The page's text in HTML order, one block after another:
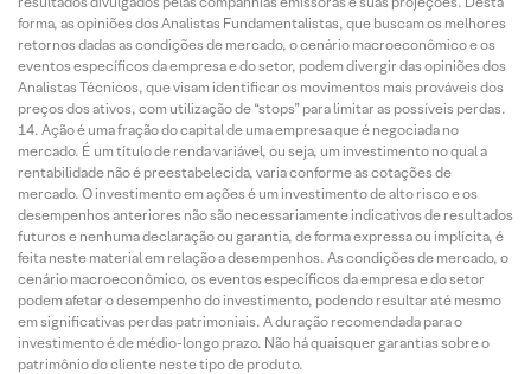
forma, as opiniões dos Analistas Fundamentalistas, que buscam os melhores
retornos dadas as condições de mercado, o cenário macroeconômico e os
eventos específicos da empresa e do setor, podem divergir das opiniões dos
Analistas Técnicos, que visam identificar os movimentos mais prováveis dos
preços dos ativos, com utilização de “stops” para limitar as possíveis perdas.
Ação é uma fração do capital de uma empresa que é negociada no
mercado. É um título de renda variável, ou seja, um investimento no qual a
rentabilidade não é preestabelecida, varia conforme as cotações de
mercado. O investimento em ações é um investimento de alto risco e os
desempenhos anteriores não são necessariamente indicativos de resultados
futuros e nenhuma declaração ou garantia, de forma expressa ou implícita, é
feita neste material em relação a desempenhos. As condições de mercado, o
cenário macroeconômico, os eventos específicos da empresa e do setor
podem afetar o desempenho do investimento, podendo resultar até mesmo
em significativas perdas patrimoniais. A duração recomendada para o
investimento é de médio-longo prazo. Não há quaisquer garantias sobre o
patrimônio do cliente neste tipo de produto.